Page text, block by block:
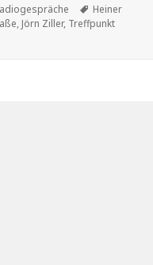
Schlagwörter
Heiner
, Jörn Ziller, Treffpunkt
mit Namen „nebenan“